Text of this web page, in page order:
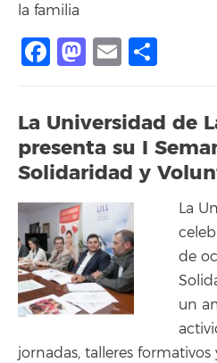
la familia
Facebook
Mastodon
Email
La Universidad de
presenta su I
Solidaridad y
La
de
un
jornadas, talleres formativos